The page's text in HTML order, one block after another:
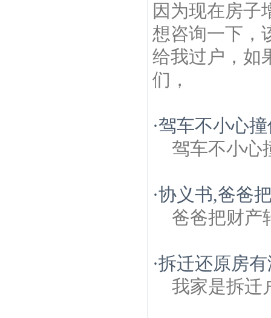
因为现在房子
想咨询一下，
给我过户，如
们，
·驾车不小心
驾车不小心
·协义书,爸爸
爸爸把财产
·拆迁还原房
我家是拆迁